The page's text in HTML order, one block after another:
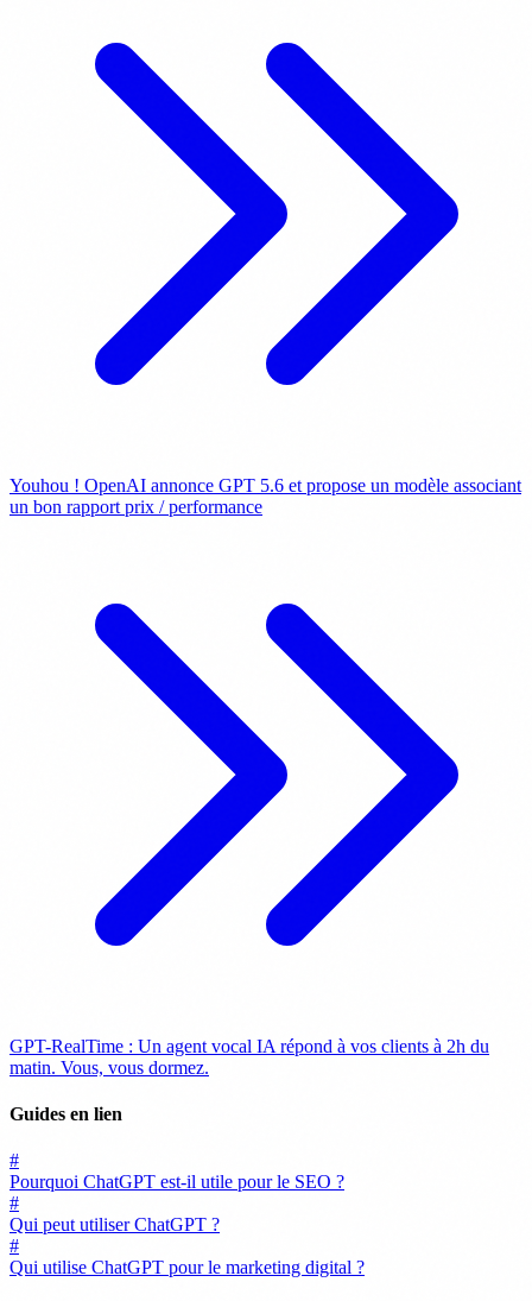
Youhou ! OpenAI annonce GPT 5.6 et propose un modèle associant
un bon rapport prix / performance
GPT-RealTime : Un agent vocal IA répond à vos clients à 2h du
matin. Vous, vous dormez.
Guides en lien
#
Pourquoi ChatGPT est-il utile pour le SEO ?
#
Qui peut utiliser ChatGPT ?
#
Qui utilise ChatGPT pour le marketing digital ?